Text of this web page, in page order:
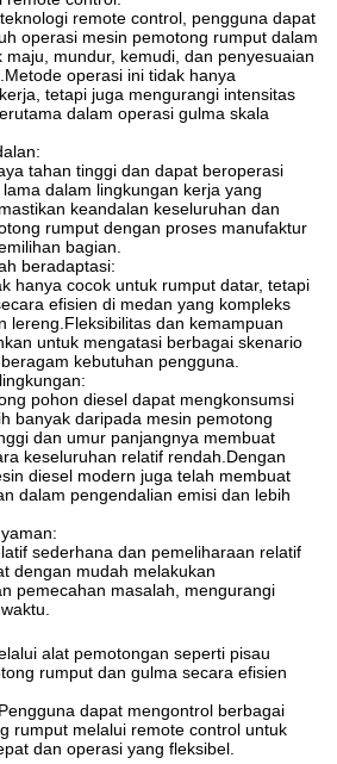
remote control, pengguna dapat
operasi mesin pemotong rumput dalam
mundur, kemudi, dan penyesuaian
operasi ini tidak hanya
tetapi juga mengurangi intensitas
dalam operasi gulma skala
tahan tinggi dan dapat beroperasi
dalam lingkungan kerja yang
keandalan keseluruhan dan
rumput dengan proses manufaktur
bagian.
beradaptasi:
hanya cocok untuk rumput datar, tetapi
efisien di medan yang kompleks
lereng.Fleksibilitas dan kemampuan
untuk mengatasi berbagai skenario
kebutuhan pengguna.
pohon diesel dapat mengkonsumsi
banyak daripada mesin pemotong
dan umur panjangnya membuat
keseluruhan relatif rendah.Dengan
diesel modern juga telah membuat
dalam pengendalian emisi dan lebih
sederhana dan pemeliharaan relatif
dengan mudah melakukan
pemecahan masalah, mengurangi
alat pemotongan seperti pisau
rumput dan gulma secara efisien
dapat mengontrol berbagai
rumput melalui remote control untuk
dan operasi yang fleksibel.